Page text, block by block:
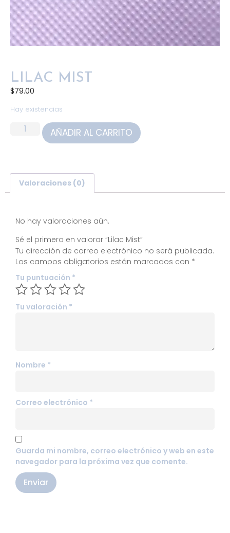
LILAC MIST
$79.00
Hay existencias
AÑADIR AL CARRITO
Valoraciones (0)
No hay valoraciones aún.
Sé el primero en valorar “Lilac Mist”
Tu dirección de correo electrónico no será publicada.
Los campos obligatorios están marcados con *
Tu puntuación *
Tu valoración *
Nombre *
Correo electrónico *
Guarda mi nombre, correo electrónico y web en este
navegador para la próxima vez que comente.